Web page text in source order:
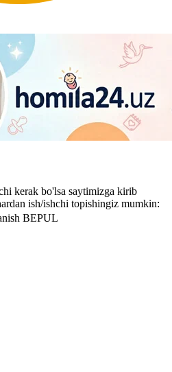
kerak bo'lsa saytimizga kirib
ish/ishchi topishingiz mumkin:
BEPUL